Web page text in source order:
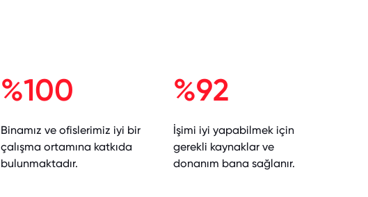
%100
Binamız ve ofislerimiz iyi bir
çalışma ortamına katkıda
bulunmaktadır.
%92
İşimi iyi yapabilmek için
gerekli kaynaklar ve
donanım bana sağlanır.